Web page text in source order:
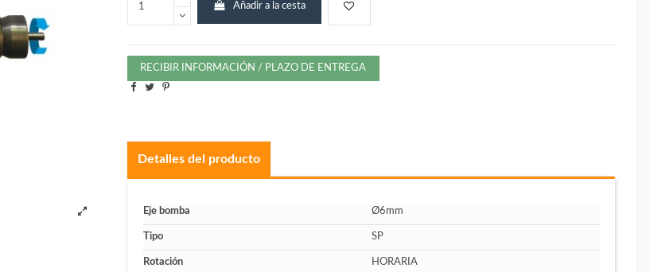
Añadir a la cesta
RECIBIR INFORMACIÓN / PLAZO DE ENTREGA
Detalles del producto
Eje bomba Ø6mm
Tipo SP
Rotación HORARIA